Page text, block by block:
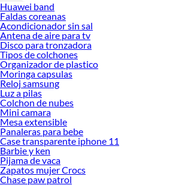
Huawei band
Faldas coreanas
Acondicionador sin sal
Antena de aire para tv
Disco para tronzadora
Tipos de colchones
Organizador de plastico
Moringa capsulas
Reloj samsung
Luz a pilas
Colchon de nubes
Mini camara
Mesa extensible
Panaleras para bebe
Case transparente iphone 11
Barbie y ken
Pijama de vaca
Zapatos mujer Crocs
Chase paw patrol